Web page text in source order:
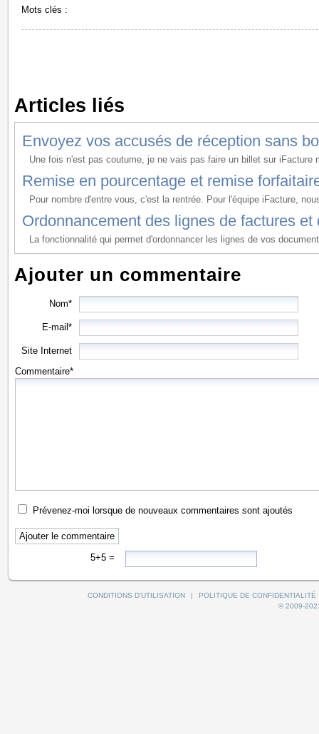
Mots clés :
Articles liés
Envoyez vos accusés de réception sans
Une fois n'est pas coutume, je ne vais pas faire un billet sur iFacture
Remise en pourcentage et remise
Pour nombre d'entre vous, c'est la rentrée. Pour l'équipe iFacture,
Ordonnancement des lignes de factures et
La fonctionnalité qui permet d'ordonnancer les lignes de vos
Ajouter un commentaire
Nom*
E-mail*
Site Internet
Commentaire*
Prévenez-moi lorsque de nouveaux commentaires sont ajoutés
5+5 =
CONDITIONS D'UTILISATION |
POLITIQUE DE CONFIDENTIALITÉ
© 2009-